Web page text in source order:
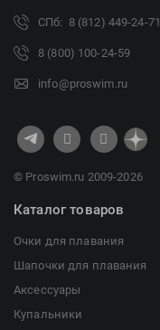
СПб: 8 (812) 449-24-71
8 (800) 100-24-59
info@proswim.ru
© Proswim.ru 2009-2026
Каталог товаров
Очки для плавания
Шапочки для плавания
Аксессуары
Купальники